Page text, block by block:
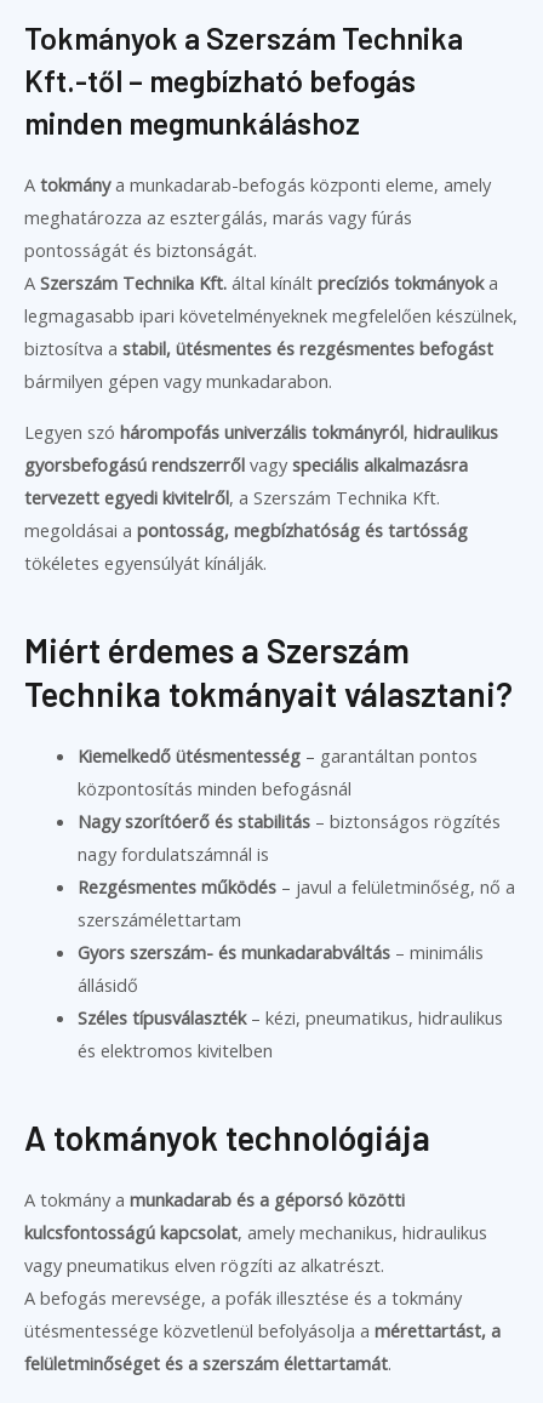
Tokmányok a Szerszám Technika
Kft.-től – megbízható befogás
minden megmunkáláshoz
A tokmánya munkadarab-befogás központi eleme, amely
meghatározza az esztergálás, marás vagy fúrás
pontosságát és biztonságát.
A Szerszám Technika Kft. által kínált precíziós tokmányoka
legmagasabb ipari követelményeknek megfelelően készülnek,
biztosítva a stabil, ütésmentes és rezgésmentes befogást
bármilyen gépen vagy munkadarabon.
Legyen szó hárompofás univerzális tokmányról, hidraulikus
gyorsbefogású rendszerről vagy speciális alkalmazásra
tervezett egyedi kivitelről, a Szerszám Technika Kft.
megoldásai a pontosság, megbízhatóság és tartósság
tökéletes egyensúlyát kínálják.
Miért érdemes a Szerszám
Technika tokmányait választani?
Kiemelkedő ütésmentesség– garantáltan pontos
központosítás minden befogásnál
Nagy szorítóerő és stabilitás– biztonságos rögzítés
nagy fordulatszámnál is
Rezgésmentes működés– javul a felületminőség, nő a
szerszámélettartam
Gyors szerszám- és munkadarabváltás– minimális
állásidő
Széles típusválaszték– kézi, pneumatikus, hidraulikus
és elektromos kivitelben
A tokmányok technológiája
A tokmány a munkadarab és a géporsó közötti
kulcsfontosságú kapcsolat, amely mechanikus, hidraulikus
vagy pneumatikus elven rögzíti az alkatrészt.
A befogás merevsége, a pofák illesztése és a tokmány
ütésmentessége közvetlenül befolyásolja a mérettartást, a
felületminőséget és a szerszám élettartamát.